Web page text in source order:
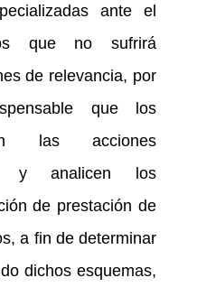
ante el
que no sufrirá
de relevancia, por
que los
las acciones
y analicen los
de prestación de
a fin de determinar
dichos esquemas,